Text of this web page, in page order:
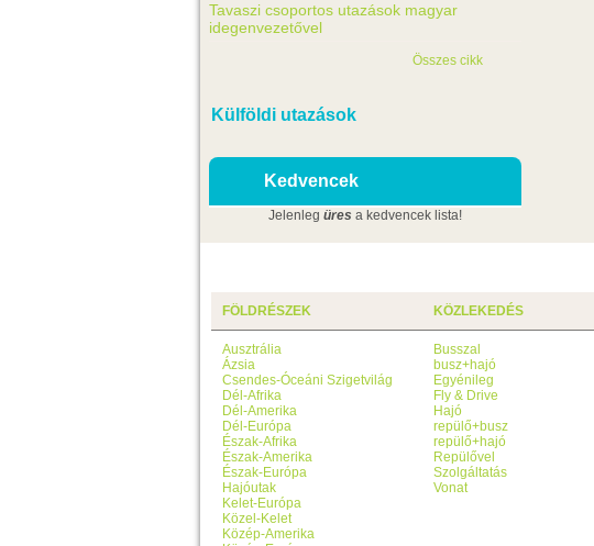
Tavaszi csoportos utazások magyar
idegenvezetővel
Összes cikk
Külföldi utazások
Kedvencek
Jelenleg üres a kedvencek lista!
FÖLDRÉSZEK
Ausztrália
Ázsia
Csendes-Óceáni Szigetvilág
Dél-Afrika
Dél-Amerika
Dél-Európa
Észak-Afrika
Észak-Amerika
Észak-Európa
Hajóutak
Kelet-Európa
Közel-Kelet
Közép-Amerika
KÖZLEKEDÉS
Busszal
busz+hajó
Egyénileg
Fly & Drive
Hajó
repülő+busz
repülő+hajó
Repülővel
Szolgáltatás
Vonat